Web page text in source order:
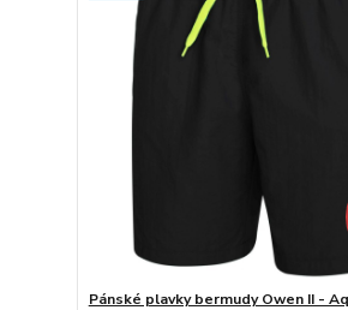
Pánské plavky bermudy Owen II -